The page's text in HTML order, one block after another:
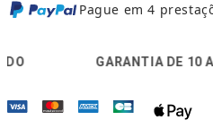
Pague em 4
🛡️ GARANTIA DE 10 ANOS